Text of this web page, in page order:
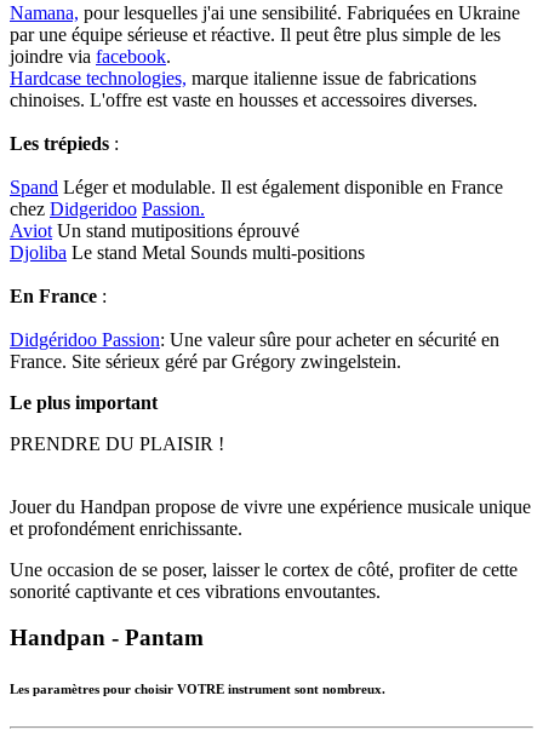
Namana, pour lesquelles j'ai une sensibilité. Fabriquées en Ukraine
par une équipe sérieuse et réactive. Il peut être plus simple de les
joindre via facebook.
Hardcase technologies, marque italienne issue de fabrications
chinoises. L'offre est vaste en housses et accessoires diverses.
Les trépieds :
Spand Léger et modulable. Il est également disponible en France
chez Didgeridoo Passion.
Aviot Un stand mutipositions éprouvé
Djoliba Le stand Metal Sounds multi-positions
En France :
Didgéridoo Passion: Une valeur sûre pour acheter en sécurité en
France. Site sérieux géré par Grégory zwingelstein.
Le plus important
PRENDRE DU PLAISIR !
Jouer du Handpan propose de vivre une expérience musicale unique
et profondément enrichissante.
Une occasion de se poser, laisser le cortex de côté, profiter de cette
sonorité captivante et ces vibrations envoutantes.
Handpan - Pantam
Les paramètres pour choisir VOTRE instrument sont nombreux.